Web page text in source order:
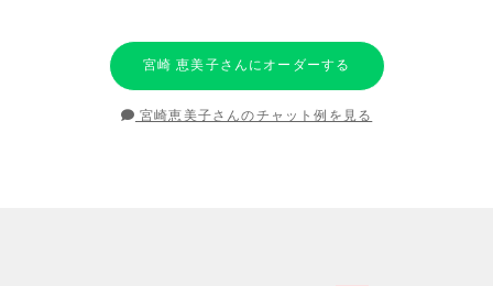
宮崎 恵美子さんにオーダーする
宮崎恵美子さんのチャット例を見る